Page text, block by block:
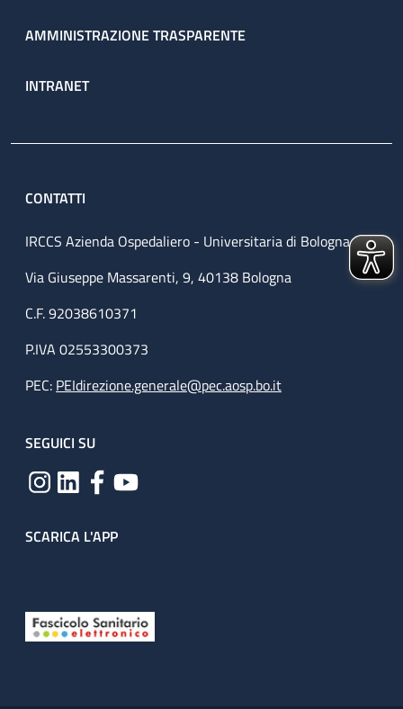
AMMINISTRAZIONE TRASPARENTE
INTRANET
CONTATTI
IRCCS Azienda Ospedaliero - Universitaria di Bologna
Via Giuseppe Massarenti, 9, 40138 Bologna
C.F. 92038610371
P.IVA 02553300373
PEC: PEIdirezione.generale@pec.aosp.bo.it
SEGUICI SU
SCARICA L'APP